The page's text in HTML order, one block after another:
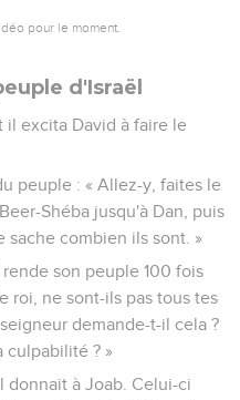
pour le moment.
d'Israël
il excita David à faire le
peuple : « Allez-y, faites le
Shéba jusqu'à Dan, puis
sache combien ils sont. »
son peuple 100 fois
roi, ne sont-ils pas tous tes
demande-t-il cela ?
culpabilité ? »
donnait à Joab. Celui-ci